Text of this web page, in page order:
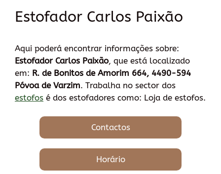
Estofador Carlos Paixão
Aqui poderá encontrar informações sobre:
Estofador Carlos Paixão, que está localizado
em: R. de Bonitos de Amorim 664, 4490-594
Póvoa de Varzim. Trabalha no sector dos
estofos é dos estofadores como: Loja de estofos.
Contactos
Horário